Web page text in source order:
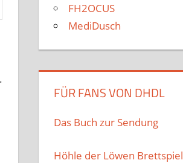
FH2OCUS
MediDusch
FÜR FANS VON DHDL
Das Buch zur Sendung
Höhle der Löwen Brettspiel